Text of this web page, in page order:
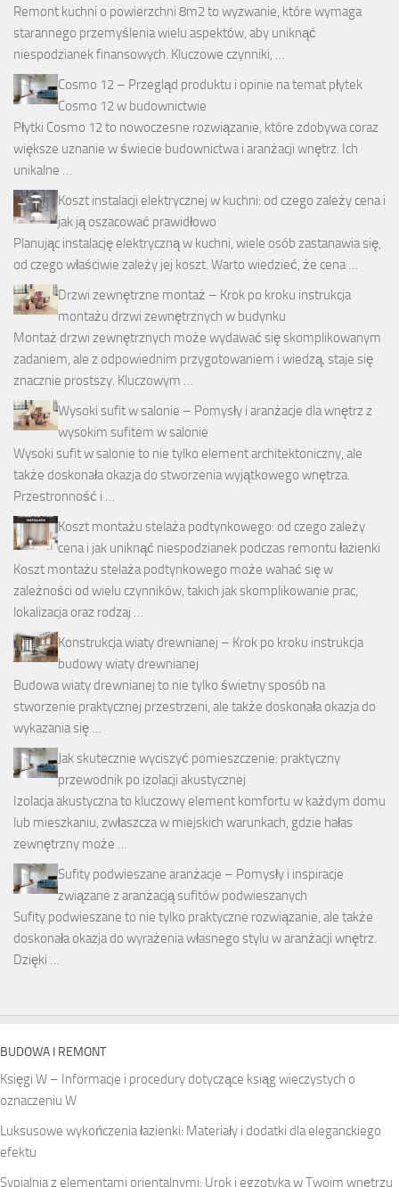
Remont kuchni o powierzchni 8m2 to wyzwanie, które wymaga
starannego przemyślenia wielu aspektów, aby uniknąć
niespodzianek finansowych. Kluczowe czynniki, …
Cosmo 12 – Przegląd produktu i opinie na temat płytek
Cosmo 12 w budownictwie
Płytki Cosmo 12 to nowoczesne rozwiązanie, które zdobywa coraz
większe uznanie w świecie budownictwa i aranżacji wnętrz. Ich
unikalne …
Koszt instalacji elektrycznej w kuchni: od czego zależy cena i
jak ją oszacować prawidłowo
Planując instalację elektryczną w kuchni, wiele osób zastanawia się,
od czego właściwie zależy jej koszt. Warto wiedzieć, że cena …
Drzwi zewnętrzne montaż – Krok po kroku instrukcja
montażu drzwi zewnętrznych w budynku
Montaż drzwi zewnętrznych może wydawać się skomplikowanym
zadaniem, ale z odpowiednim przygotowaniem i wiedzą, staje się
znacznie prostszy. Kluczowym …
Wysoki sufit w salonie – Pomysły i aranżacje dla wnętrz z
wysokim sufitem w salonie
Wysoki sufit w salonie to nie tylko element architektoniczny, ale
także doskonała okazja do stworzenia wyjątkowego wnętrza.
Przestronność i …
Koszt montażu stelaża podtynkowego: od czego zależy
cena i jak uniknąć niespodzianek podczas remontu łazienki
Koszt montażu stelaża podtynkowego może wahać się w
zależności od wielu czynników, takich jak skomplikowanie prac,
lokalizacja oraz rodzaj …
Konstrukcja wiaty drewnianej – Krok po kroku instrukcja
budowy wiaty drewnianej
Budowa wiaty drewnianej to nie tylko świetny sposób na
stworzenie praktycznej przestrzeni, ale także doskonała okazja do
wykazania się …
Jak skutecznie wyciszyć pomieszczenie: praktyczny
przewodnik po izolacji akustycznej
Izolacja akustyczna to kluczowy element komfortu w każdym domu
lub mieszkaniu, zwłaszcza w miejskich warunkach, gdzie hałas
zewnętrzny może …
Sufity podwieszane aranżacje – Pomysły i inspiracje
związane z aranżacją sufitów podwieszanych
Sufity podwieszane to nie tylko praktyczne rozwiązanie, ale także
doskonała okazja do wyrażenia własnego stylu w aranżacji wnętrz.
Dzięki …
BUDOWA I REMONT
Księgi W – Informacje i procedury dotyczące ksiąg wieczystych o
oznaczeniu W
Luksusowe wykończenia łazienki: Materiały i dodatki dla eleganckiego
efektu
Sypialnia z elementami orientalnymi: Urok i egzotyka w Twoim wnętrzu